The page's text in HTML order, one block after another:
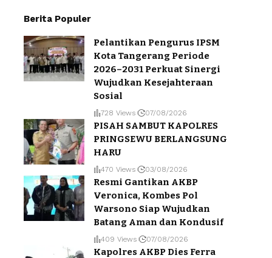
Berita Populer
Pelantikan Pengurus IPSM
Kota Tangerang Periode
2026–2031 Perkuat Sinergi
Wujudkan Kesejahteraan
Sosial
728 Views 07/08/2026
PISAH SAMBUT KAPOLRES
PRINGSEWU BERLANGSUNG
HARU
470 Views 03/08/2026
Resmi Gantikan AKBP
Veronica, Kombes Pol
Warsono Siap Wujudkan
Batang Aman dan Kondusif
409 Views 07/08/2026
Kapolres AKBP Dies Ferra